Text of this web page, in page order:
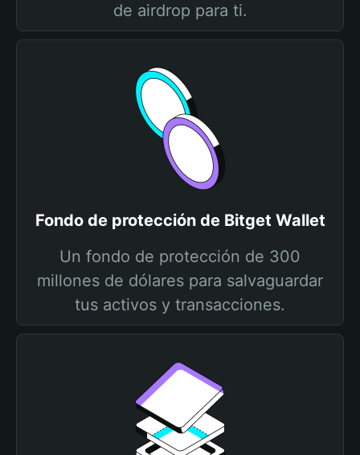
de airdrop para ti.
Fondo de protección de Bitget Wallet
Un fondo de protección de 300
millones de dólares para salvaguardar
tus activos y transacciones.